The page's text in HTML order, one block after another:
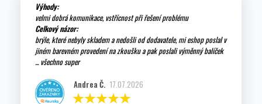
Výhody:
velmi dobrá komunikace, vstřícnost při řešení problému
Celkový názor:
brýle, které nebyly skladem a nedošli od dodavatele, mi eshop poslal v
jiném barevném provedení na zkoušku a pak poslali výměnný balíček
... všechno super
Andrea Č. 17.07.2026